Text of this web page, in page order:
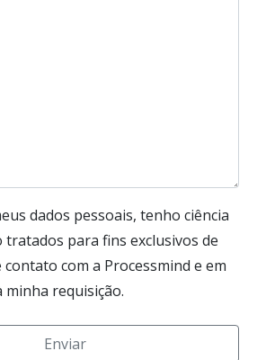
dados pessoais, tenho ciência
tratados para fins exclusivos de
contato com a Processmind e em
requisição.